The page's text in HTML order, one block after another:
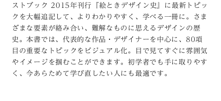
ストブック 2015年刊行『絵ときデザイン史』に最新トピッ
クを大幅追記して、よりわかりやすく、学べる一冊に。さま
ざまな要素が絡み合い、難解なものに思えるデザインの歴
史。本書では、代表的な作品・デザイナーを中心に、80項
目の重要なトピックをビジュアル化。目で見てすぐに雰囲気
やイメージを掴むことができます。初学者でも手に取りやす
く、今あらためて学び直したい人にも最適です。